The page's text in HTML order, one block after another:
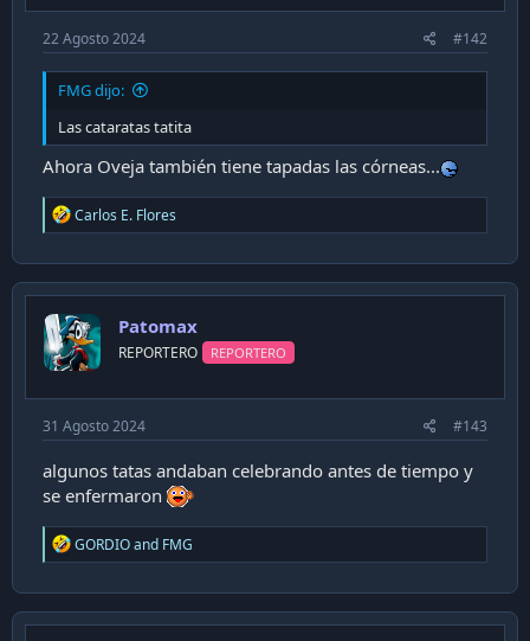
22 Agosto 2024 #142
FMG dijo:
Las cataratas tatita
Ahora Oveja también tiene tapadas las córneas...
R
e
c
t
o
n
s
Carlos E. Flores
Patomax
REPORTERO REPORTERO
31 Agosto 2024 #143
algunos tatas andaban celebrando antes de tiempo y
se enfermaron
R
e
c
t
GORDIOand FMG